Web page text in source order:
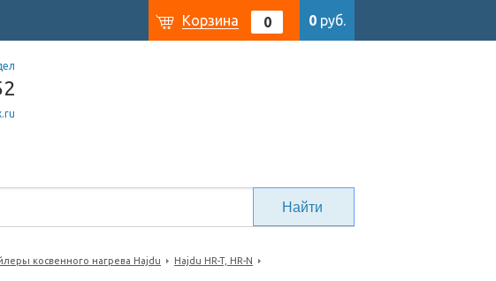
Корзина 0 0 руб.
косвенного нагрева Hajdu
Hajdu HR-T, HR-N